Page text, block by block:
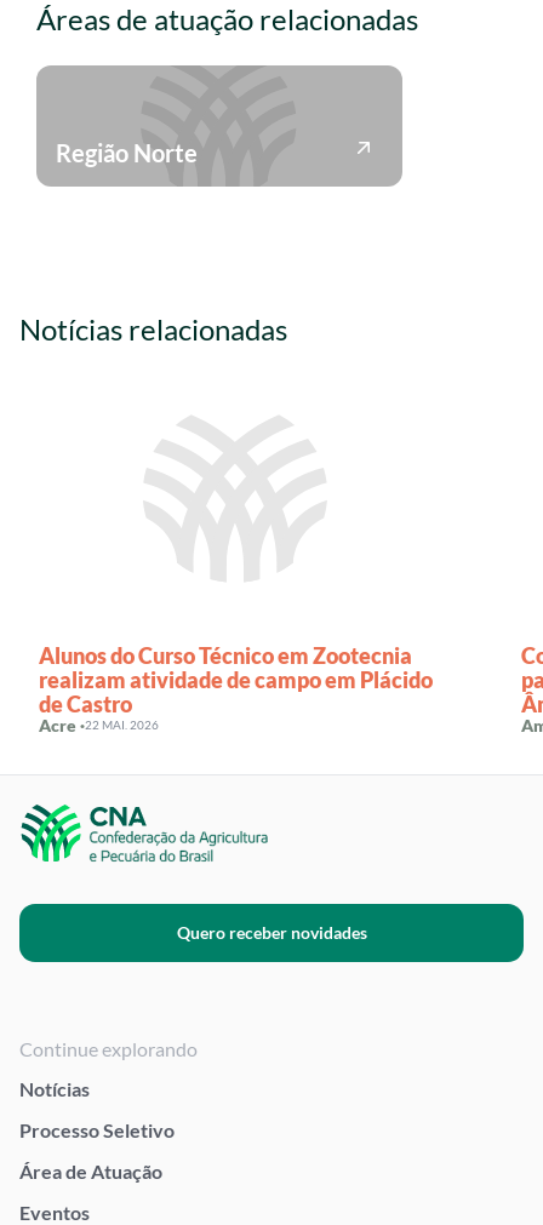
Áreas de atuação relacionadas
Região Norte
Notícias relacionadas
Alunos do Curso Técnico em Zootecnia
realizam atividade de campo em Plácido
de Castro
Acre ·22 MAI. 2026
Quero receber novidades
Continue explorando
Notícias
Processo Seletivo
Área de Atuação
Eventos